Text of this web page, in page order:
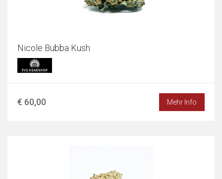
Nicole Bubba Kush
€ 60,00 Mehr Info